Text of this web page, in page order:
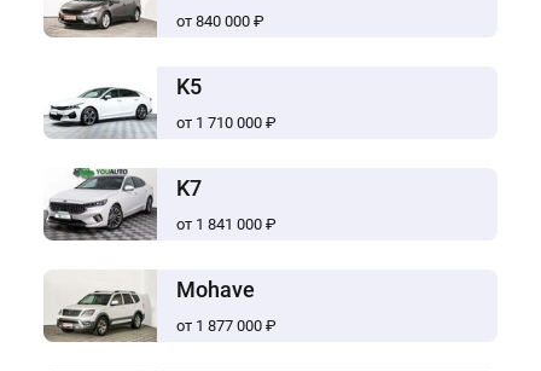
от 840 000 ₽
K5
от 1 710 000 ₽
K7
от 1 841 000 ₽
Mohave
от 1 877 000 ₽